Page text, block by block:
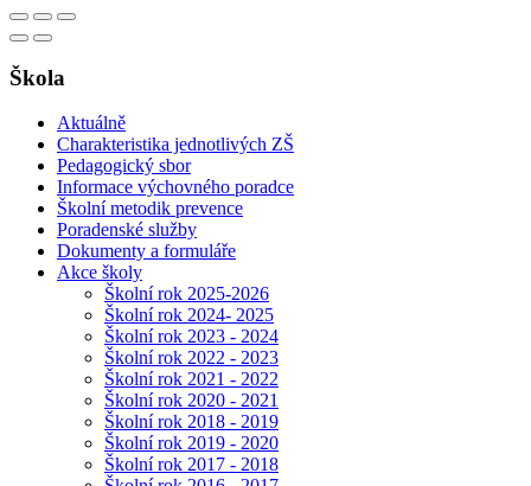
Škola
Aktuálně
Charakteristika jednotlivých ZŠ
Pedagogický sbor
Informace výchovného poradce
Školní metodik prevence
Poradenské služby
Dokumenty a formuláře
Akce školy
Školní rok 2025-2026
Školní rok 2024- 2025
Školní rok 2023 - 2024
Školní rok 2022 - 2023
Školní rok 2021 - 2022
Školní rok 2020 - 2021
Školní rok 2018 - 2019
Školní rok 2019 - 2020
Školní rok 2017 - 2018